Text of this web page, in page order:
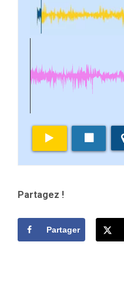
Partagez !
Partager